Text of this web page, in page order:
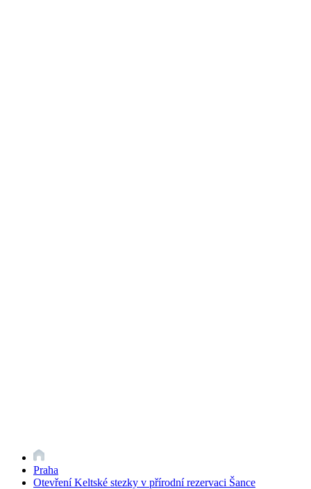
Praha
Otevření Keltské stezky v přírodní rezervaci Šance